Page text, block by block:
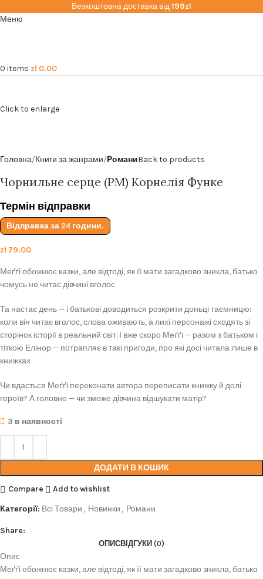
Безкоштовна доставка від199zl
Меню
0 items zł 0.00
Click to enlarge
Головна Книги за жанрами РоманиBack to products
Чорнильне серце (РМ) Корнелія Функе
Термін відправки
Відправка за 24 години.
zł 79.00
Меґґі обожнює казки, але відтоді, як її мати загадково зникла, батько
чомусь не читає дівчині вголос
Та настає день — і батькові доводиться розкрити доньці таємницю:
коли він читає вголос, слова оживають, а лихі персонажі сходять зі
сторінок історії в реальний світ. І вже скоро Меґґі — разом з батьком і
тіткою Елінор — потрапляє в такі пригоди, про які досі читала лише в
книжках
Чи вдасться Меґґі переконати автора переписати книжку й долі
героїв? А головне — чи зможе дівчина відшукати матір?
3 в наявності
ДОДАТИ В КОШИК
Compare
Add to wishlist
Категорії: Всі Товари , Новинки , Романи
Share:
ОПИСВІДГУКИ (0)
Опис
Меґґі обожнює казки, але відтоді, як її мати загадково зникла, батько